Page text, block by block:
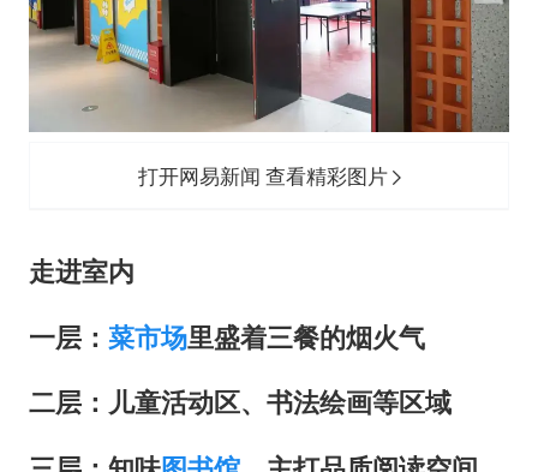
打开网易新闻 查看精彩图片
走进室内
一层： 菜市场里盛着三餐的烟火气
二层： 儿童活动区、书法绘画等区域